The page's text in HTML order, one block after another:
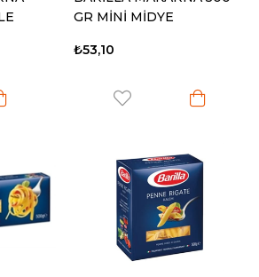
GR MİNİ MİDYE
₺53,10